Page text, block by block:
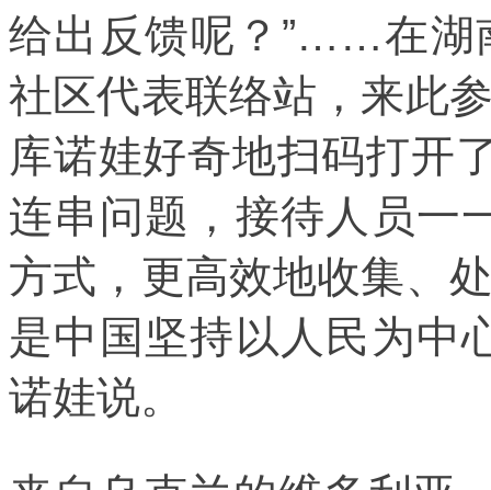
给出反馈呢？”……在湖
社区代表联络站，来此
库诺娃好奇地扫码打开
连串问题，接待人员一
方式，更高效地收集、
是中国坚持以人民为中
诺娃说。